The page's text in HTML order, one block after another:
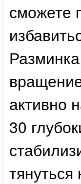
сможете
активно
30